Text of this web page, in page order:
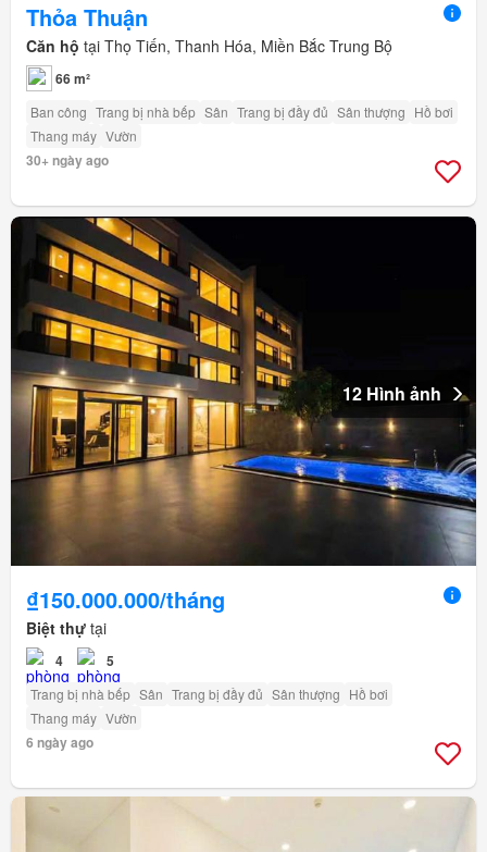
Thỏa Thuận
Căn hộ tại Thọ Tiến, Thanh Hóa, Miền Bắc Trung Bộ
66 m²
Ban công Trang bị nhà bếp Sân Trang bị đầy đủ Sân thượng Hồ bơi
Thang máy Vườn
30+ ngày ago
12 Hình ảnh
₫150.000.000/tháng
Biệt thự tại
4 5
Trang bị nhà bếp Sân Trang bị đầy đủ Sân thượng Hồ bơi
Thang máy Vườn
6 ngày ago